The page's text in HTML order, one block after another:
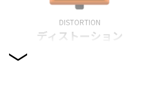
DISTORTION
ディストーション